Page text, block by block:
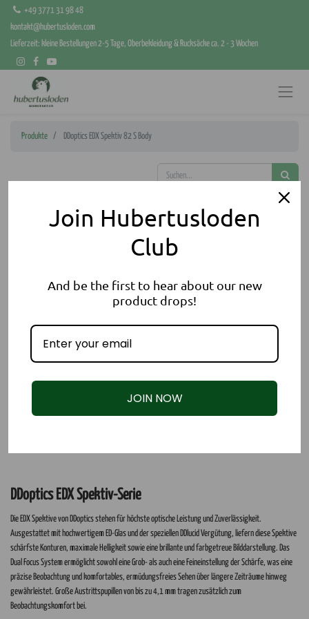
+49 3771 31 98 48
kontakt@hubertusloden.com
Lieferzeit: kleine Bestellungen 2-5 Tage, Oberbekleidung & Rucksäcke ca. 2 - 3 Wochen
Produkte DDoptics EDX Spektiv 82 S Body
DDoptics EDX Spektiv-Serie
Die EDX Spektive von DDoptics stehen für höchste optische Leistung und Zuverlässigkeit.
Ausgestattet mit hochwertigem ED-Glas und der speziellen DDlucid Vergütung, liefern diese Spektive
schärfste Konturen, maximale Helligkeit sowie eine brillante und farbgetreue Bilddarstellung. Das
Dual Focus System ermöglicht sowohl eine Grob- als auch eine Feineinstellung der Schärfe, was eine
präzise Beobachtung und komfortables, ermüdungsfreies Sehen über längere Zeiträume hinweg
gewährleistet. Große Austrittspupillen von bis zu 4,1 mm tragen zusätzlich zum
Beobachtungskomfort bei.
Join Hubertusloden
Club
And be the first to hear about our new
product drops!
JOIN NOW